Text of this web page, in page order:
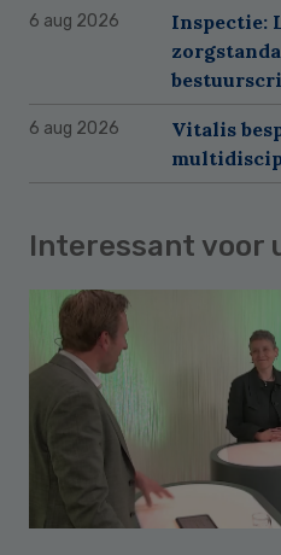
6 aug 2026
Inspectie:
6 aug 2026
Vitalis
Interessant voor